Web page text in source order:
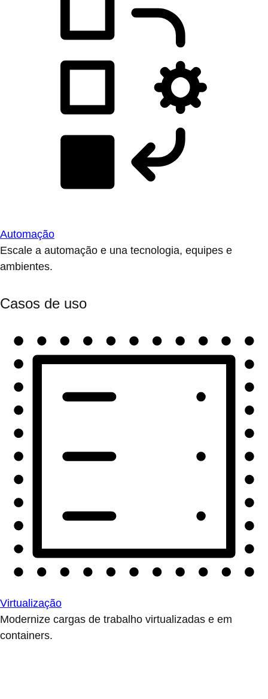
Automação
Escale a automação e una tecnologia, equipes e
ambientes.
Casos de uso
Virtualização
Modernize cargas de trabalho virtualizadas e em
containers.